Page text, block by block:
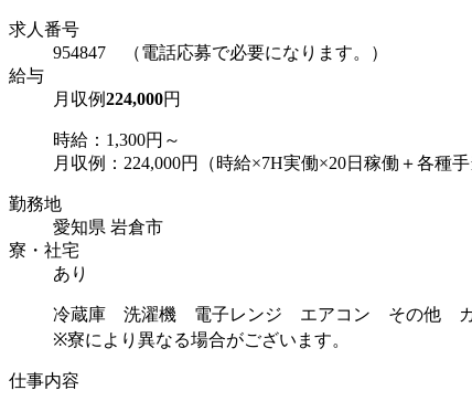
求人番号
954847 （電話応募で必要になります。）
給与
月収例224,000円
時給：1,300円～
月収例：224,000円（時給×7H実働×20日稼働＋各種手
勤務地
愛知県 岩倉市
寮・社宅
あり
冷蔵庫 洗濯機 電子レンジ エアコン その他 カ
※寮により異なる場合がございます。
仕事内容